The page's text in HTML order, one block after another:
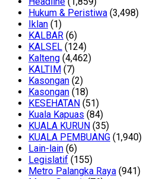
Hukum & Peristiwa (3,498)
Iklan (1)
KALBAR (6)
KALSEL (124)
Kalteng (4,462)
KALTIM (7)
Kasongan (2)
Kasongan (18)
KESEHATAN (51)
Kuala Kapuas (84)
KUALA KURUN (35)
KUALA PEMBUANG (1,940)
Lain-lain (6)
Legislatif (155)
Metro Palangka Raya (941)